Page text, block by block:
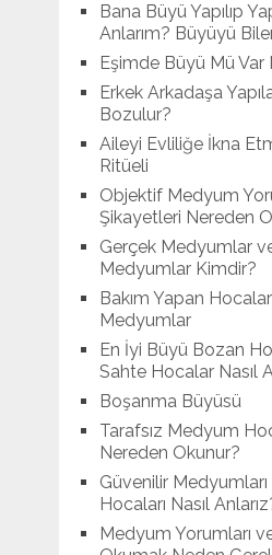
Bana Büyü Yapılıp
Anlarım? Büyüyü
Eşimde Büyü Mü Var
Erkek Arkadaşa
Bozulur?
Aileyi Evliliğe İkna
Ritüeli
Objektif Medyum
Şikayetleri Nereden
Gerçek Medyumlar
Medyumlar Kimdir?
Bakım Yapan
Medyumlar
En İyi Büyü Bozan
Sahte Hocalar Nasıl
Boşanma Büyüsü
Tarafsız Medyum
Nereden Okunur?
Güvenilir
Hocaları Nasıl
Medyum Yorumları